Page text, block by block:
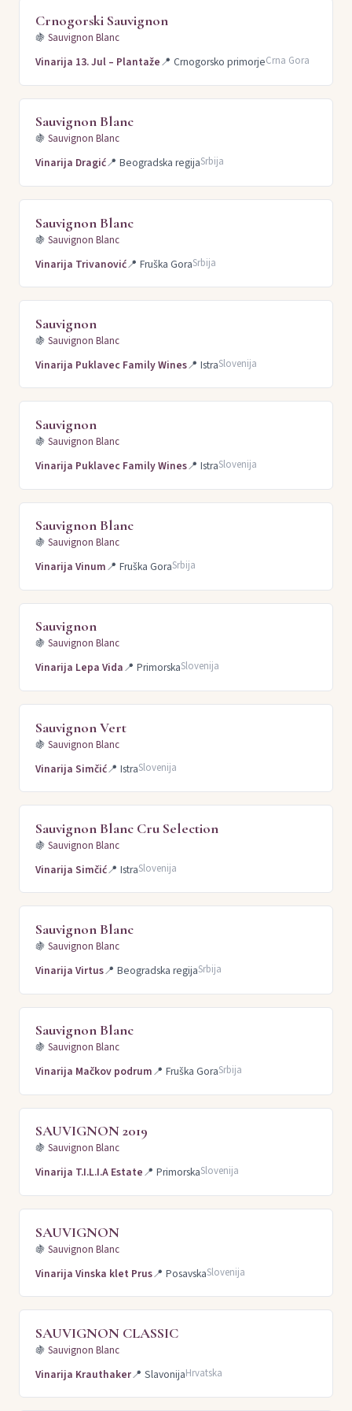
Crnogorski Sauvignon
🍇 Sauvignon Blanc
Vinarija 13. Jul – Plantaže📍 Crnogorsko primorjeCrna Gora
Sauvignon Blanc
🍇 Sauvignon Blanc
Vinarija Dragić📍 Beogradska regijaSrbija
Sauvignon Blanc
🍇 Sauvignon Blanc
Vinarija Trivanović📍 Fruška GoraSrbija
Sauvignon
🍇 Sauvignon Blanc
Vinarija Puklavec Family Wines📍 IstraSlovenija
Sauvignon
🍇 Sauvignon Blanc
Vinarija Puklavec Family Wines📍 IstraSlovenija
Sauvignon Blanc
🍇 Sauvignon Blanc
Vinarija Vinum📍 Fruška GoraSrbija
Sauvignon
🍇 Sauvignon Blanc
Vinarija Lepa Vida📍 PrimorskaSlovenija
Sauvignon Vert
🍇 Sauvignon Blanc
Vinarija Simčić📍 IstraSlovenija
Sauvignon Blanc Cru Selection
🍇 Sauvignon Blanc
Vinarija Simčić📍 IstraSlovenija
Sauvignon Blanc
🍇 Sauvignon Blanc
Vinarija Virtus📍 Beogradska regijaSrbija
Sauvignon Blanc
🍇 Sauvignon Blanc
Vinarija Mačkov podrum📍 Fruška GoraSrbija
SAUVIGNON 2019
🍇 Sauvignon Blanc
Vinarija T.I.L.I.A Estate📍 PrimorskaSlovenija
SAUVIGNON
🍇 Sauvignon Blanc
Vinarija Vinska klet Prus📍 PosavskaSlovenija
SAUVIGNON CLASSIC
🍇 Sauvignon Blanc
Vinarija Krauthaker📍 SlavonijaHrvatska